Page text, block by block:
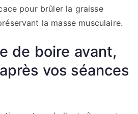
pour brûler la graisse
la masse musculaire.
de boire avant,
vos séances